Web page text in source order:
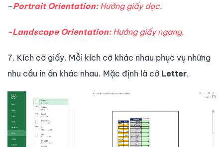
–Portrait Orientation: Hướng giấy dọc.
-Landscape Orientation: Hướng giấy ngang.
7. Kích cỡ giấy. Mỗi kích cỡ khác nhau phục vụ những
nhu cầu in ấn khác nhau. Mặc định là cỡ Letter.